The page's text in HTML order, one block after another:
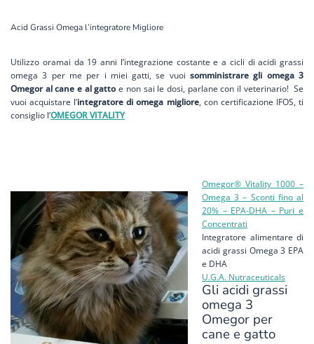
Acid Grassi Omega l’integratore Migliore
Utilizzo oramai da 19 anni l’integrazione costante e a cicli di acidi grassi
omega 3 per me per i miei gatti, se vuoisomministrare gli omega 3
Omegor al cane e al gattoe non sai le dosi, parlane con il veterinario! Se
vuoi acquistare l’integratore di omega migliore, con certificazione IFOS, ti
consiglio l’OMEGOR VITALITY
Omegor® Vitality 1000 –
Omega 3 – Sconti fino al
20% – EPA-DHA – Puri e
Concentrati
Integratore alimentare di
acidi grassi Omega 3 EPA
e DHA
U.G.A. Nutraceuticals
Gli acidi grassi
omega 3
Omegor per
cane e gatto